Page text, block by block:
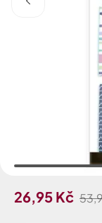
26,95 Kč